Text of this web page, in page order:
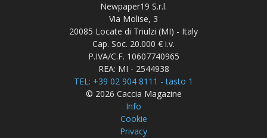
Newpaper19 S.r.l.
Via Molise, 3
20085 Locate di Triulzi (MI) - Italy
Cap. Soc. 20.000 € i.v.
P.IVA/C.F. 10607740965
REA: MI - 2544938
TEL: +39 02 904 8111 - tasto 1
© 2026 Caccia Magazine
Info
Cookie
Privacy